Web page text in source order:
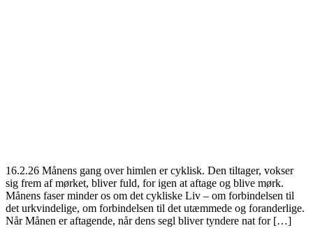
16.2.26 Månens gang over himlen er cyklisk. Den tiltager, vokser
sig frem af mørket, bliver fuld, for igen at aftage og blive mørk.
Månens faser minder os om det cykliske Liv – om forbindelsen til
det urkvindelige, om forbindelsen til det utæmmede og foranderlige.
Når Månen er aftagende, når dens segl bliver tyndere nat for […]